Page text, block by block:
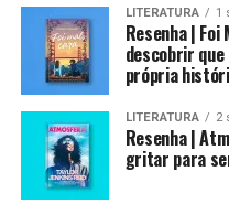
LITERATURA 1
Resenha |
descobrir
própria
LITERATURA 2
Resenha |
gritar para